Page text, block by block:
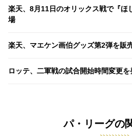
楽天、8月11日のオリックス戦で『ほ
場
楽天、マエケン画伯グッズ第2弾を販
ロッテ、二軍戦の試合開始時間変更を
パ・リーグの